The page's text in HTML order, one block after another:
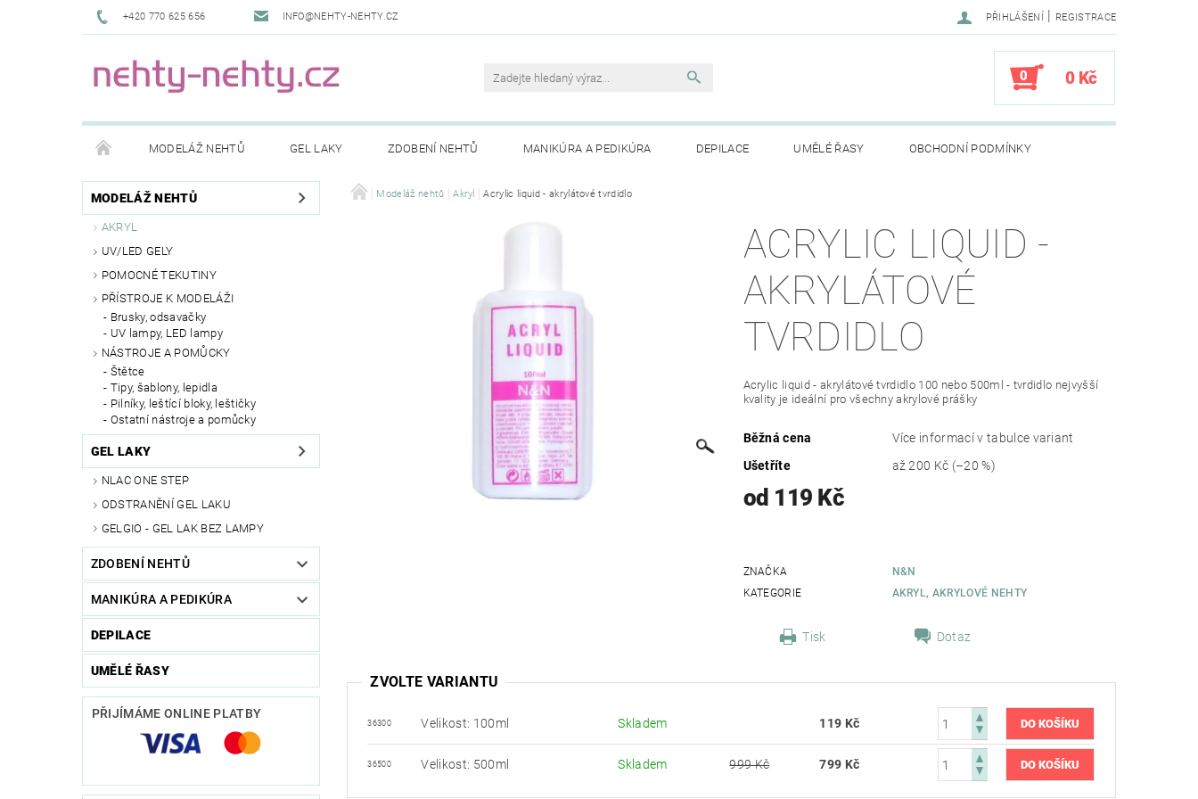
+420 770 625 656 INFO@NEHTY-NEHTY.CZ PŘIHLÁŠENÍ | REGISTRACE
0 0 Kč
MODELÁŽ NEHTŮ GEL LAKY ZDOBENÍ NEHTŮ MANIKÚRA A PEDIKÚRA DEPILACE UMĚLÉ ŘASY OBCHODNÍ PODMÍNKY
KONTAKTY DOPRAVA A PLATBY NAPIŠTE NÁM MOJE OBJEDNÁVKA
MODELÁŽ NEHTŮ
AKRYL
UV/LED GELY
POMOCNÉ TEKUTINY
PŘÍSTROJE K MODELÁŽI
Brusky, odsavačky
UV lampy, LED lampy
NÁSTROJE A POMŮCKY
Štětce
Tipy, šablony, lepidla
Pilníky, leštící bloky, leštičky
Ostatní nástroje a pomůcky
GEL LAKY
NLAC ONE STEP
ODSTRANĚNÍ GEL LAKU
GELGIO - GEL LAK BEZ LAMPY
ZDOBENÍ NEHTŮ
MANIKÚRA A PEDIKÚRA
DEPILACE
UMĚLÉ ŘASY
PŘIJÍMÁME ONLINE PLATBY
Modeláž nehtů Akryl Acrylic liquid - akrylátové tvrdidlo
ACRYLIC LIQUID -
AKRYLÁTOVÉ
TVRDIDLO
Acrylic liquid - akrylátové tvrdidlo 100 nebo 500ml - tvrdidlo nejvyšší
kvality je ideální pro všechny akrylové prášky
Běžná cena
Více informací v tabulce variant
Ušetříte
až200 Kč (–20 %)
od 119 Kč
ZNAČKA
N&N
KATEGORIE
AKRYL, AKRYLOVÉ NEHTY
Tisk Dotaz
ZVOLTE VARIANTU
36300 Velikost: 100ml Skladem 119 Kč
36500 Velikost: 500ml Skladem 999 Kč 799 Kč